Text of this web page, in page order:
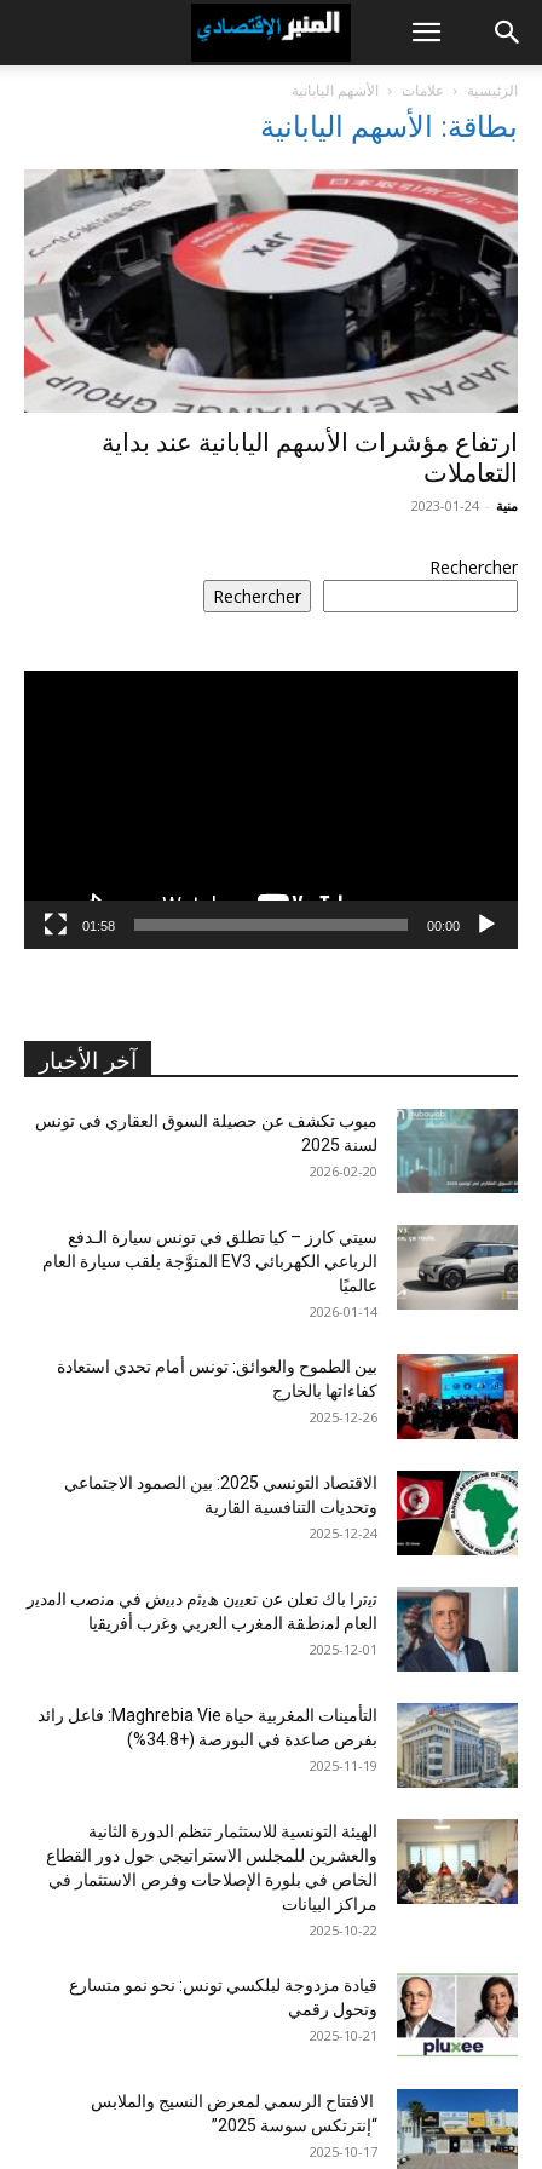
الرئيسية علامات الأسهم اليابانية
بطاقة: الأسهم اليابانية
ارتفاع مؤشرات الأسهم اليابانية عند بداية
التعاملات
منية -
2023-01-24
Rechercher
Rechercher
00:00
01:58
آخر الأخبار
مبوب تكشف عن حصيلة السوق العقاري في تونس
لسنة 2025
2026-02-20
سيتي كارز – كيا تطلق في تونس سيارة الـدفع
الرباعي الكهربائي EV3 المتوَّجة بلقب سيارة العام
عالميًا
2026-01-14
بين الطموح والعوائق: تونس أمام تحدي استعادة
كفاءاتها بالخارج
2025-12-26
الاقتصاد التونسي 2025: بين الصمود الاجتماعي
وتحديات التنافسية القارية
2025-12-24
ﺗﯾﺗرا ﺑﺎك ﺗﻌﻠن ﻋن ﺗﻌﯾﯾن ھﯾﺛم دﺑﯾش ﻓﻲ ﻣﻧﺻب اﻟﻣدﯾر
اﻟﻌﺎم ﻟﻣﻧطﻘﺔ اﻟﻣﻐرب اﻟﻌرﺑﻲ وﻏرب أﻓرﯾﻘﯾﺎ
2025-12-01
التأمينات المغربية حياة Maghrebia Vie: فاعل رائد
بفرص صاعدة في البورصة (+34.8%)
2025-11-19
الهيئة التونسية للاستثمار تنظم الدورة الثانية
والعشرين للمجلس الاستراتيجي حول دور القطاع
الخاص في بلورة الإصلاحات وفرص الاستثمار في
مراكز البيانات
2025-10-22
قيادة مزدوجة لبلكسي تونس: نحو نمو متسارع
وتحول رقمي
2025-10-21
الافتتاح الرسمي لمعرض النسيج والملابس
“إنترتكس سوسة 2025”
2025-10-17